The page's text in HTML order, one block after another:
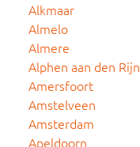
Alkmaar
Almelo
Almere
Alphen aan den Rijn
Amersfoort
Amstelveen
Amsterdam
Apeldoorn